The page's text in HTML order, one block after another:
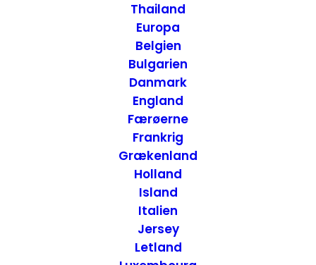
Thailand
Europa
Belgien
Bulgarien
Danmark
England
Færøerne
Frankrig
Grækenland
Holland
Island
Italien
Jersey
Letland
MAROKKO,MAD
ONTRIP.DK